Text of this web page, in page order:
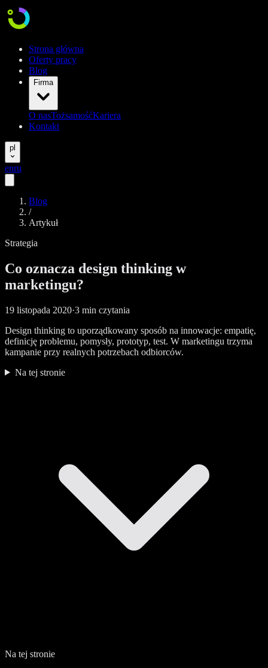
Strona główna
Oferty pracy
Blog
Firma
O nasTożsamośćKariera
Kontakt
pl
enru
Blog
/
Artykuł
Strategia
Co oznacza design thinking w
marketingu?
19 listopada 2020·3 min czytania
Design thinking to uporządkowany sposób na innowacje: empatię,
definicję problemu, pomysły, prototyp, test. W marketingu trzyma
kampanie przy realnych potrzebach odbiorców.
Na tej stronie
Na tej stronie